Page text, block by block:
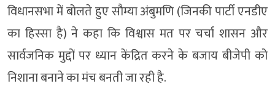
विधानसभा में बोलते हुए सौम्या अंबुमणि (जिनकी पार्टी एनडीए
का हिस्सा है) ने कहा कि विश्वास मत पर चर्चा शासन और
सार्वजनिक मुद्दों पर ध्यान केंद्रित करने के बजाय बीजेपी को
निशाना बनाने का मंच बनती जा रही है.